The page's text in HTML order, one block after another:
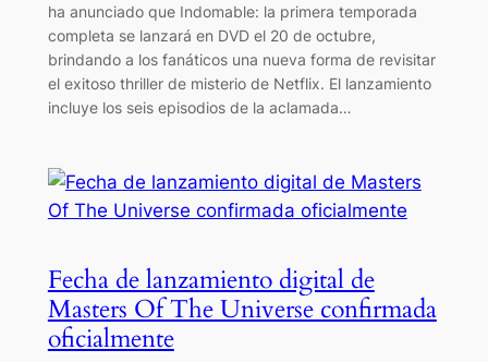
ha anunciado que Indomable: la primera temporada
completa se lanzará en DVD el 20 de octubre,
brindando a los fanáticos una nueva forma de revisitar
el exitoso thriller de misterio de Netflix. El lanzamiento
incluye los seis episodios de la aclamada…
Fecha de lanzamiento digital de
Masters Of The Universe confirmada
oficialmente